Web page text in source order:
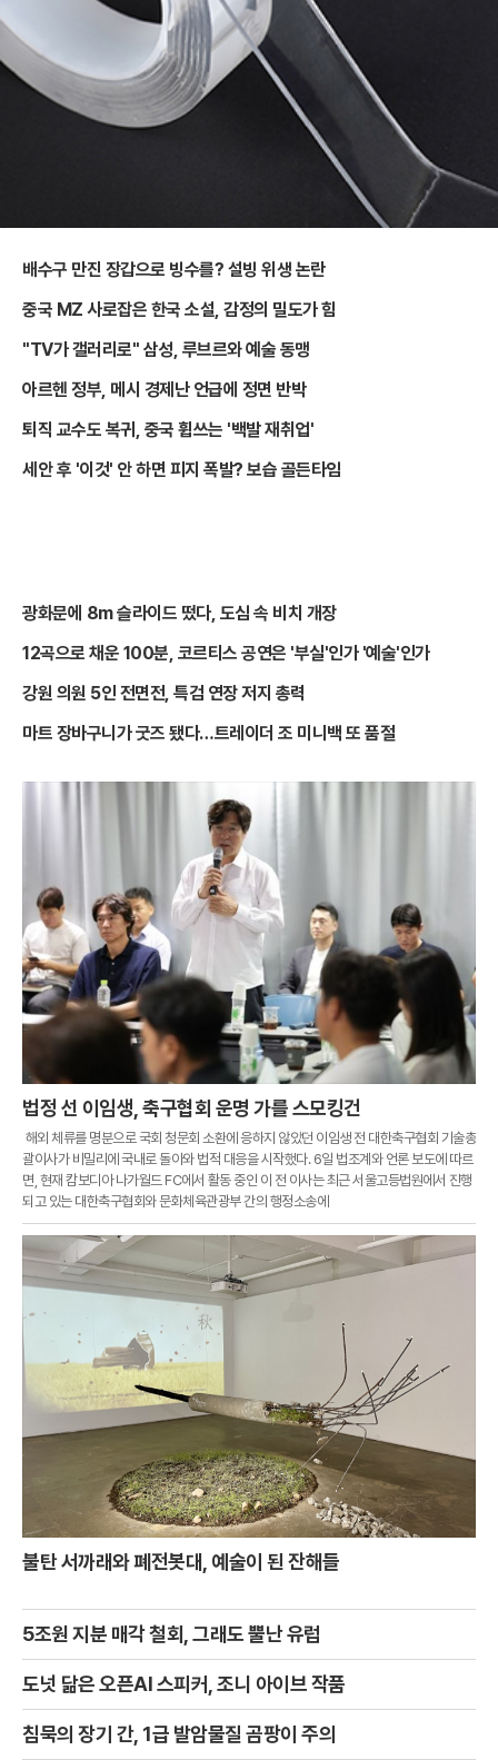
배수구 만진 장갑으로 빙수를? 설빙 위생 논란
중국 MZ 사로잡은 한국 소설, 감정의 밀도가 힘
"TV가 갤러리로" 삼성, 루브르와 예술 동맹
아르헨 정부, 메시 경제난 언급에 정면 반박
퇴직 교수도 복귀, 중국 휩쓰는 '백발 재취업'
세안 후 '이것' 안 하면 피지 폭발? 보습 골든타임
광화문에 8m 슬라이드 떴다, 도심 속 비치 개장
12곡으로 채운 100분, 코르티스 공연은 '부실'인가 '예술'인가
강원 의원 5인 전면전, 특검 연장 저지 총력
마트 장바구니가 굿즈 됐다…트레이더 조 미니백 또 품절
법정 선 이임생, 축구협회 운명 가를 스모킹건
해외 체류를 명분으로 국회 청문회 소환에 응하지 않았던 이임생 전 대한축구협회 기술총
괄이사가 비밀리에 국내로 돌아와 법적 대응을 시작했다. 6일 법조계와 언론 보도에 따르
면, 현재 캄보디아 나가월드 FC에서 활동 중인 이 전 이사는 최근 서울고등법원에서 진행
되고 있는 대한축구협회와 문화체육관광부 간의 행정소송에
불탄 서까래와 폐전봇대, 예술이 된 잔해들
5조원 지분 매각 철회, 그래도 뿔난 유럽
도넛 닮은 오픈AI 스피커, 조니 아이브 작품
침묵의 장기 간, 1급 발암물질 곰팡이 주의